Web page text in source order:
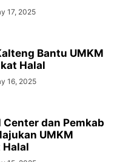
17, 2025
Bantu UMKM
Halal
16, 2025
dan Pemkab
UMKM